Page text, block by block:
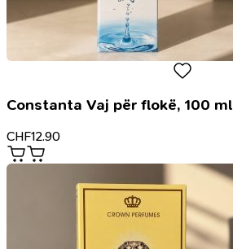
Constanta Vaj për flokë, 100 ml
CHF12.90